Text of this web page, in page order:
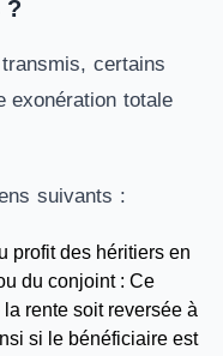
?
certains
exonération totale
suivants :
profit des héritiers en
du conjoint : Ce
rente soit reversée à
si le bénéficiaire est